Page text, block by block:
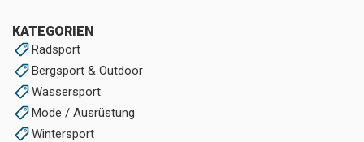
KATEGORIEN
Radsport
Bergsport & Outdoor
Wassersport
Mode / Ausrüstung
Wintersport